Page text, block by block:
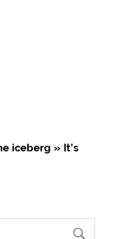
iceberg » It’s